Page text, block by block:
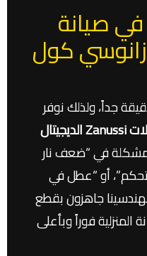
صيانة
كول
جداً، ولذلك نوفر
أحدث تقنيات الفحص لموديلات Zanussi الديجيتال
في “ضعف نار
أو “عطل في
جاهزون بقطع
المنزلية فوراً وبأعلى